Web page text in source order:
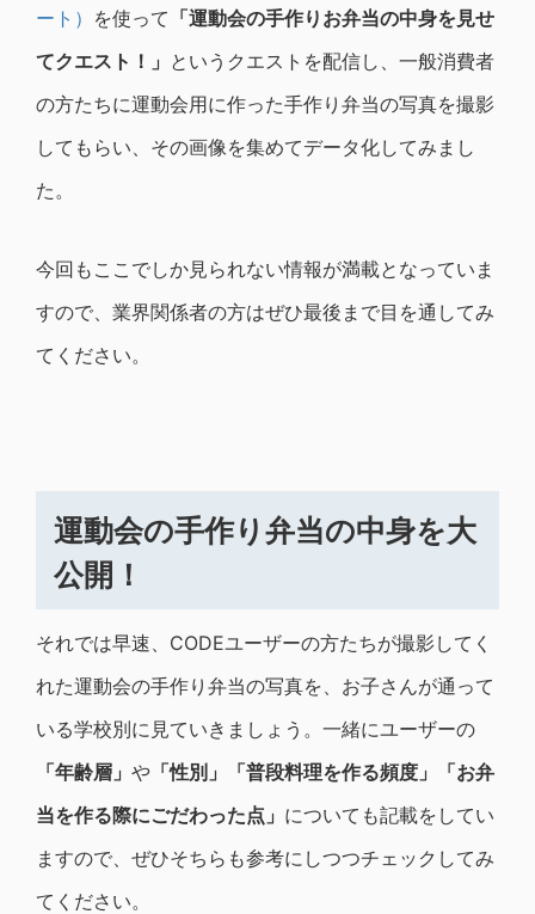
ート） を使って 「運動会の手作りお弁当の中身を見せ
てクエスト！」 というクエストを配信し、一般消費者
の方たちに運動会用に作った手作り弁当の写真を撮影
してもらい、その画像を集めてデータ化してみまし
た。
今回もここでしか見られない情報が満載となっていま
すので、業界関係者の方はぜひ最後まで目を通してみ
てください。
運動会の手作り弁当の中身を大
公開！
それでは早速、CODEユーザーの方たちが撮影してく
れた運動会の手作り弁当の写真を、お子さんが通って
いる学校別に見ていきましょう。一緒にユーザーの
「年齢層」 や 「性別」「普段料理を作る頻度」「お弁
当を作る際にごだわった点」 についても記載をしてい
ますので、ぜひそちらも参考にしつつチェックしてみ
てください。